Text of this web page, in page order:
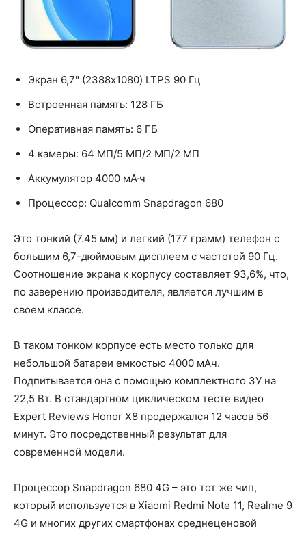
Экран 6,7" (2388x1080) LTPS 90 Гц
Встроенная память: 128 ГБ
Оперативная память: 6 ГБ
4 камеры: 64 МП/5 МП/2 МП/2 МП
Аккумулятор 4000 мА·ч
Процессор: Qualcomm Snapdragon 680
Это тонкий (7.45 мм) и легкий (177 грамм) телефон с
большим 6,7-дюймовым дисплеем с частотой 90 Гц.
Соотношение экрана к корпусу составляет 93,6%, что,
по заверению производителя, является лучшим в
своем классе.
В таком тонком корпусе есть место только для
небольшой батареи емкостью 4000 мАч.
Подпитывается она с помощью комплектного ЗУ на
22,5 Вт. В стандартном циклическом тесте видео
Expert Reviews Honor X8 продержался 12 часов 56
минут. Это посредственный результат для
современной модели.
Процессор Snapdragon 680 4G – это тот же чип,
который используется в Xiaomi Redmi Note 11, Realme 9
4G и многих других смартфонах среднеценовой